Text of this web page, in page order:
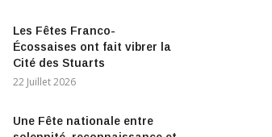
Les Fêtes Franco-
Écossaises ont fait vibrer la
Cité des Stuarts
22 Juillet 2026
Une Fête nationale entre